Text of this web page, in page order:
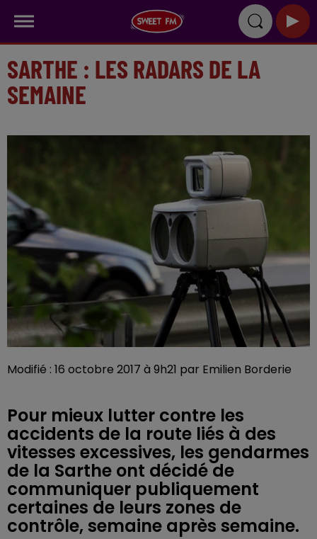
SARTHE : LES RADARS DE LA
SEMAINE
Modifié : 16 octobre 2017 à 9h21 par Emilien Borderie
Pour mieux lutter contre les
accidents de la route liés à des
vitesses excessives, les gendarmes
de la Sarthe ont décidé de
communiquer publiquement
certaines de leurs zones de
contrôle, semaine après semaine.